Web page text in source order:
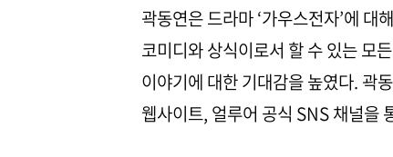
곽동연은 드라마 ‘가우스전자’에 대
코미디와 상식이로서 할 수 있는 모
이야기에 대한 기대감을 높였다. 곽
웹사이트, 얼루어 공식 SNS 채널을